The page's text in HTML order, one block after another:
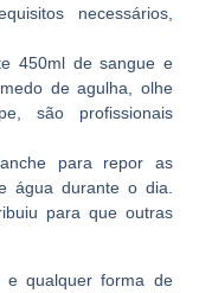
necessários,
450ml de sangue e
de agulha, olhe
são profissionais
para repor as
água durante o dia.
para que outras
e qualquer forma de